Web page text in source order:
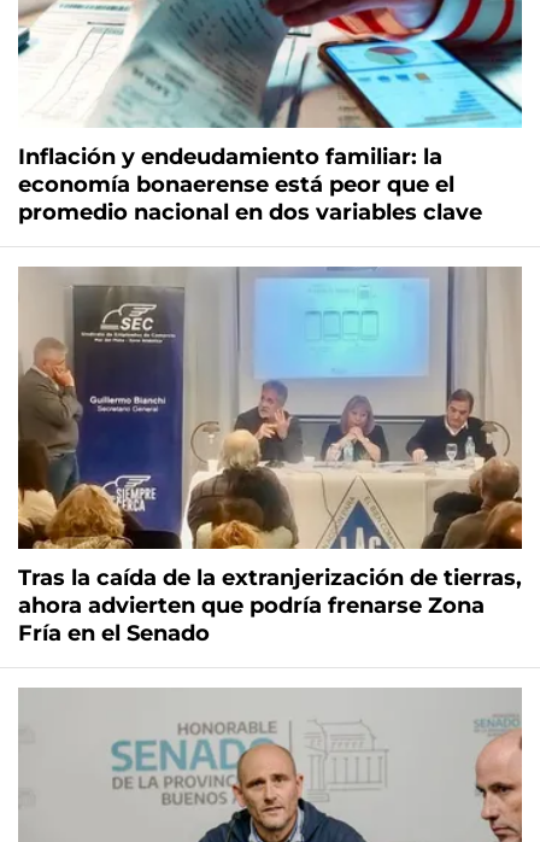
Inflación y endeudamiento familiar: la
economía bonaerense está peor que el
promedio nacional en dos variables clave
Tras la caída de la extranjerización de tierras,
ahora advierten que podría frenarse Zona
Fría en el Senado